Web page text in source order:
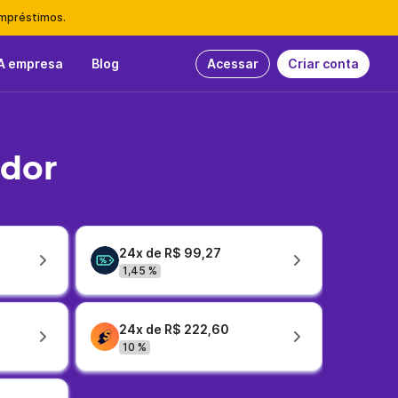
empresa Blog Acessar Criar conta
24x de R$ 99,27
1,45 %
24x de R$ 222,60
10 %